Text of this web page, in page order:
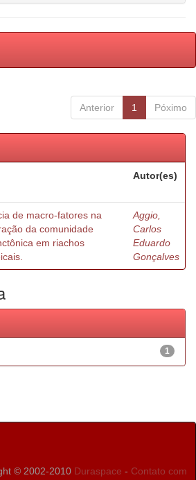
Anterior 1 Póximo
Autor(es)
de macro-fatores na
da comunidade
em riachos
Aggio,
Carlos
Eduardo
Gonçalves
1
© 2002-2010 Duraspace - Contato com